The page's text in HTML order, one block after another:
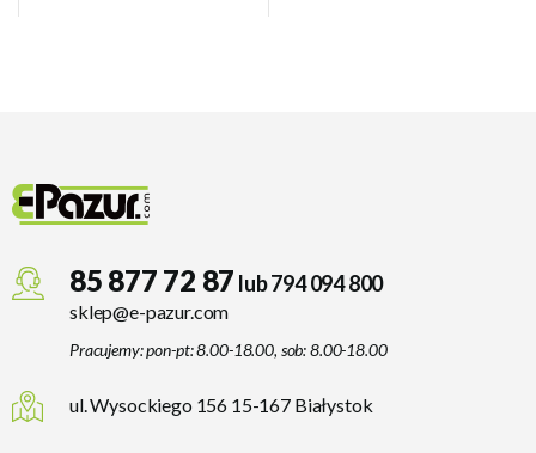
85 877 72 87 lub 794 094 800
sklep@e-pazur.com
Pracujemy: pon-pt: 8.00-18.00, sob: 8.00-18.00
ul. Wysockiego 156 15-167 Białystok